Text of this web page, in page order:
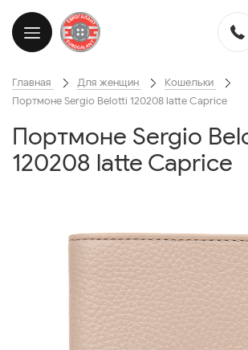
Главная Для женщин
Кошельки
Портмоне Sergio Belotti 120208 latte Caprice
Портмоне Sergio
120208 latte Caprice